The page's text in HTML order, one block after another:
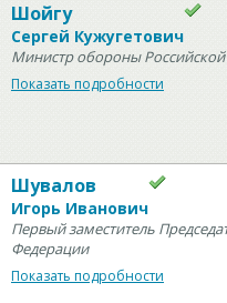
Шойгу
Сергей Кужугетович
Министр обороны
Показать подробности
Шувалов
Игорь Иванович
Первый заместитель
Федерации
Показать подробности